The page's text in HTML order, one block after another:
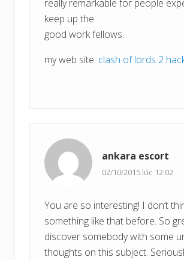
really remarkable for people
keep up the
good work fellows.
my web site: clash of lords 2
ankara escort
02/10/2015 lúc 12:02
You are so interesting! I don’t
something like that before. So
discover somebody with some
thoughts on this subject.